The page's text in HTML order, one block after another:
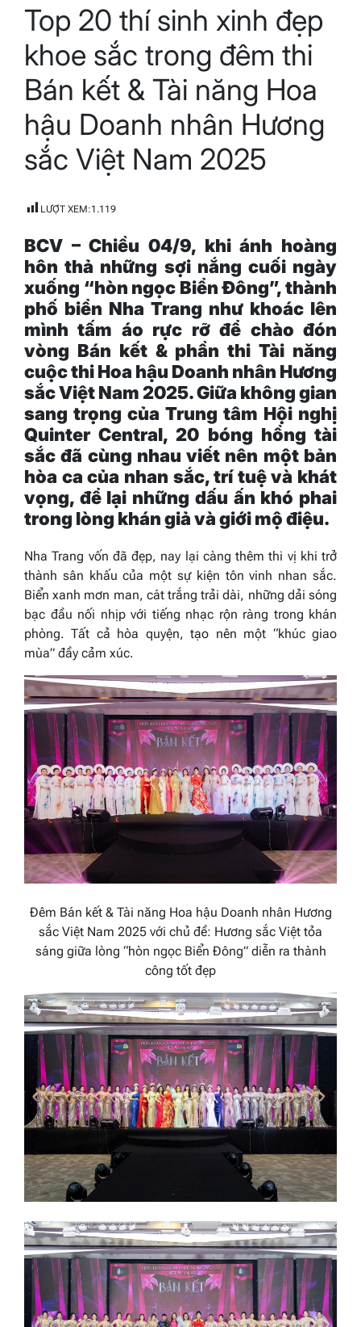
read
time
Top 20 thí sinh xinh đẹp
khoe sắc trong đêm thi
Bán kết & Tài năng Hoa
hậu Doanh nhân Hương
sắc Việt Nam 2025
LƯỢT XEM:1.119
BCV – Chiều 04/9, khi ánh hoàng
hôn thả những sợi nắng cuối ngày
xuống “hòn ngọc Biển Đông”, thành
phố biển Nha Trang như khoác lên
mình tấm áo rực rỡ để chào đón
vòng Bán kết & phần thi Tài năng
cuộc thi Hoa hậu Doanh nhân Hương
sắc Việt Nam 2025. Giữa không gian
sang trọng của Trung tâm Hội nghị
Quinter Central, 20 bóng hồng tài
sắc đã cùng nhau viết nên một bản
hòa ca của nhan sắc, trí tuệ và khát
vọng, để lại những dấu ấn khó phai
trong lòng khán giả và giới mộ điệu.
Nha Trang vốn đã đẹp, nay lại càng thêm thi vị khi trở
thành sân khấu của một sự kiện tôn vinh nhan sắc.
Biển xanh mơn man, cát trắng trải dài, những dải sóng
bạc đầu nối nhịp với tiếng nhạc rộn ràng trong khán
phòng. Tất cả hòa quyện, tạo nên một “khúc giao
mùa” đầy cảm xúc.
Đêm Bán kết & Tài năng Hoa hậu Doanh nhân Hương
sắc Việt Nam 2025 với chủ đề: Hương sắc Việt tỏa
sáng giữa lòng “hòn ngọc Biển Đông” diễn ra thành
công tốt đẹp